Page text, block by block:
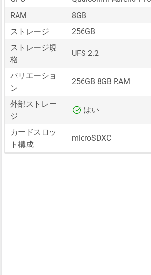
RAM
8GB
ストレージ
256GB
ストレージ規
格
UFS 2.2
バリエーショ
ン
256GB 8GB RAM
外部ストレー
ジ
はい
カードスロッ
ト構成
microSDXC